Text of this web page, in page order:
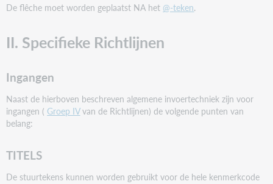
De flêche moet worden geplaatst NA het @-teken.
II. Specifieke Richtlijnen
Ingangen
Naast de hierboven beschreven algemene invoertechniek zijn voor
ingangen (Groep IVvan de Richtlijnen) de volgende punten van
belang:
TITELS
De stuurtekens kunnen worden gebruikt voor de hele kenmerkcode